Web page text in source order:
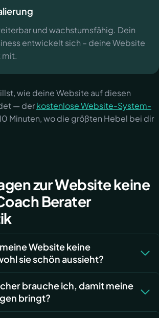
und wachstumsfähig. Dein
entwickelt sich – deine Website
mit.
wie deine Website auf diesen
— derkostenlose Website-System-
Minuten, wo die größten Hebel bei dir
zur Website keine
Berater
Website keine
sie schön aussieht?
brauche ich, damit meine
bringt?